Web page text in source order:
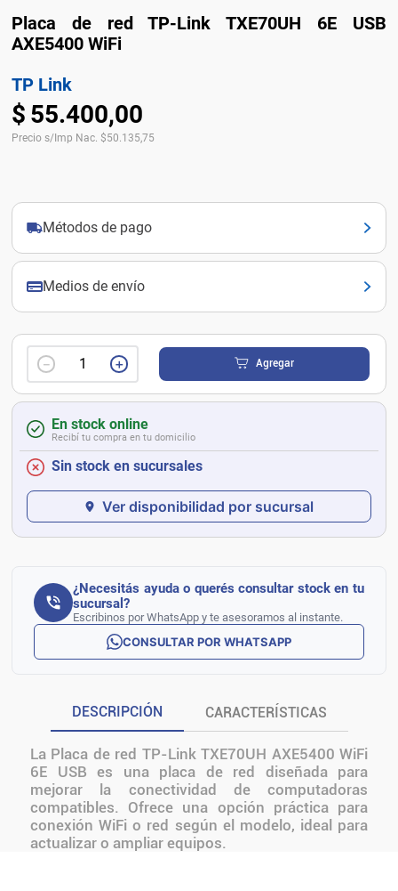
Placa de red TP-Link TXE70UH 6E USB
AXE5400 WiFi
TP Link
$ 55.400,00
Precio s/Imp Nac. $50.135,75
Métodos de pago
Medios de envío
＋
－ Agregar
En stock online
Recibí tu compra en tu domicilio
Sin stock en sucursales
Ver disponibilidad por sucursal
¿Necesitás ayuda o querés consultar stock en tu
sucursal?
Escribinos por WhatsApp y te asesoramos al instante.
CONSULTAR POR WHATSAPP
DESCRIPCIÓN CARACTERÍSTICAS
La Placa de red TP-Link TXE70UH AXE5400 WiFi
6E USB es una placa de red diseñada para
mejorar la conectividad de computadoras
compatibles. Ofrece una opción práctica para
conexión WiFi o red según el modelo, ideal para
actualizar o ampliar equipos.